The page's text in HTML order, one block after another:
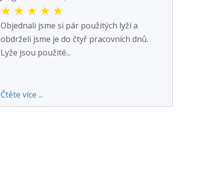
★ ★ ★ ★ ★
Objednali jsme si pár použitých lyží a
obdrželi jsme je do čtyř pracovních dnů.
Lyže jsou použité...
Čtěte více ...